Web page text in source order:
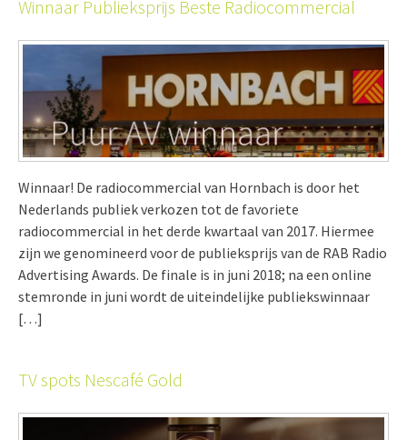
Winnaar Publieksprijs Beste Radiocommercial
Winnaar! De radiocommercial van Hornbach is door het
Nederlands publiek verkozen tot de favoriete
radiocommercial in het derde kwartaal van 2017. Hiermee
zijn we genomineerd voor de publieksprijs van de RAB Radio
Advertising Awards. De finale is in juni 2018; na een online
stemronde in juni wordt de uiteindelijke publiekswinnaar
[…]
TV spots Nescafé Gold